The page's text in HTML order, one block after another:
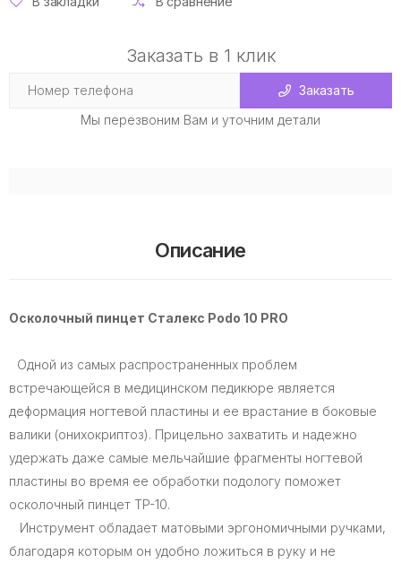
Заказать в 1 клик
Заказать
Мы перезвоним Вам и уточним детали
Описание
Осколочный пинцет Сталекс Podo 10 PRO
Одной из самых распространенных проблем
встречающейся в медицинском педикюре является
деформация ногтевой пластины и ее врастание в боковые
валики (онихокриптоз). Прицельно захватить и надежно
удержать даже самые мельчайшие фрагменты ногтевой
пластины во время ее обработки подологу поможет
осколочный пинцет TP-10.
Инструмент обладает матовыми эргономичными ручками,
благодаря которым он удобно ложиться в руку и не